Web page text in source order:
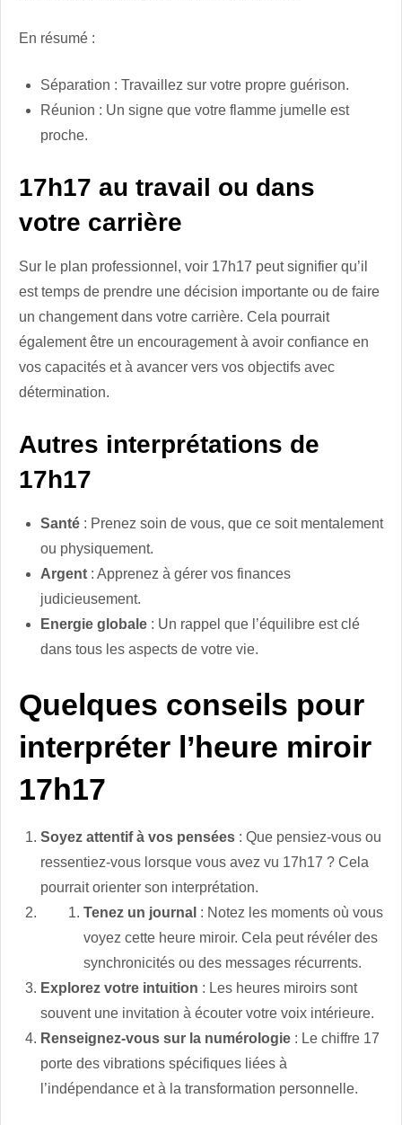
En résumé :
Séparation : Travaillez sur votre propre guérison.
Réunion : Un signe que votre flamme jumelle est
proche.
17h17 au travail ou dans
votre carrière
Sur le plan professionnel, voir 17h17 peut signifier qu’il
est temps de prendre une décision importante ou de faire
un changement dans votre carrière. Cela pourrait
également être un encouragement à avoir confiance en
vos capacités et à avancer vers vos objectifs avec
détermination.
Autres interprétations de
17h17
Santé : Prenez soin de vous, que ce soit mentalement
ou physiquement.
Argent : Apprenez à gérer vos finances
judicieusement.
Energie globale : Un rappel que l’équilibre est clé
dans tous les aspects de votre vie.
Quelques conseils pour
interpréter l’heure miroir
17h17
Soyez attentif à vos pensées : Que pensiez-vous ou
ressentiez-vous lorsque vous avez vu 17h17 ? Cela
pourrait orienter son interprétation.
Tenez un journal : Notez les moments où vous
voyez cette heure miroir. Cela peut révéler des
synchronicités ou des messages récurrents.
Explorez votre intuition : Les heures miroirs sont
souvent une invitation à écouter votre voix intérieure.
Renseignez-vous sur la numérologie : Le chiffre 17
porte des vibrations spécifiques liées à
l’indépendance et à la transformation personnelle.